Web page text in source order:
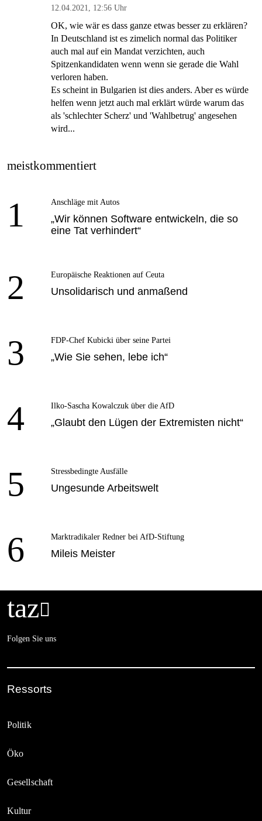
12.04.2021, 12:56 Uhr
OK, wie wär es dass ganze etwas besser zu erklären?
In Deutschland ist es zimelich normal das Politiker
auch mal auf ein Mandat verzichten, auch
Spitzenkandidaten wenn wenn sie gerade die Wahl
verloren haben.
Es scheint in Bulgarien ist dies anders. Aber es würde
helfen wenn jetzt auch mal erklärt würde warum das
als 'schlechter Scherz' und 'Wahlbetrug' angesehen
wird...
meistkommentiert
1 Anschläge mit Autos
„Wir können Software entwickeln, die so
eine Tat verhindert“
2 Europäische Reaktionen auf Ceuta
Unsolidarisch und anmaßend
3 FDP-Chef Kubicki über seine Partei
„Wie Sie sehen, lebe ich“
4 Ilko-Sascha Kowalczuk über die AfD
„Glaubt den Lügen der Extremisten nicht“
5 Stressbedingte Ausfälle
Ungesunde Arbeitswelt
6 Marktradikaler Redner bei AfD-Stiftung
Mileis Meister
taz
Folgen Sie uns
Ressorts
Politik
Öko
Gesellschaft
Kultur